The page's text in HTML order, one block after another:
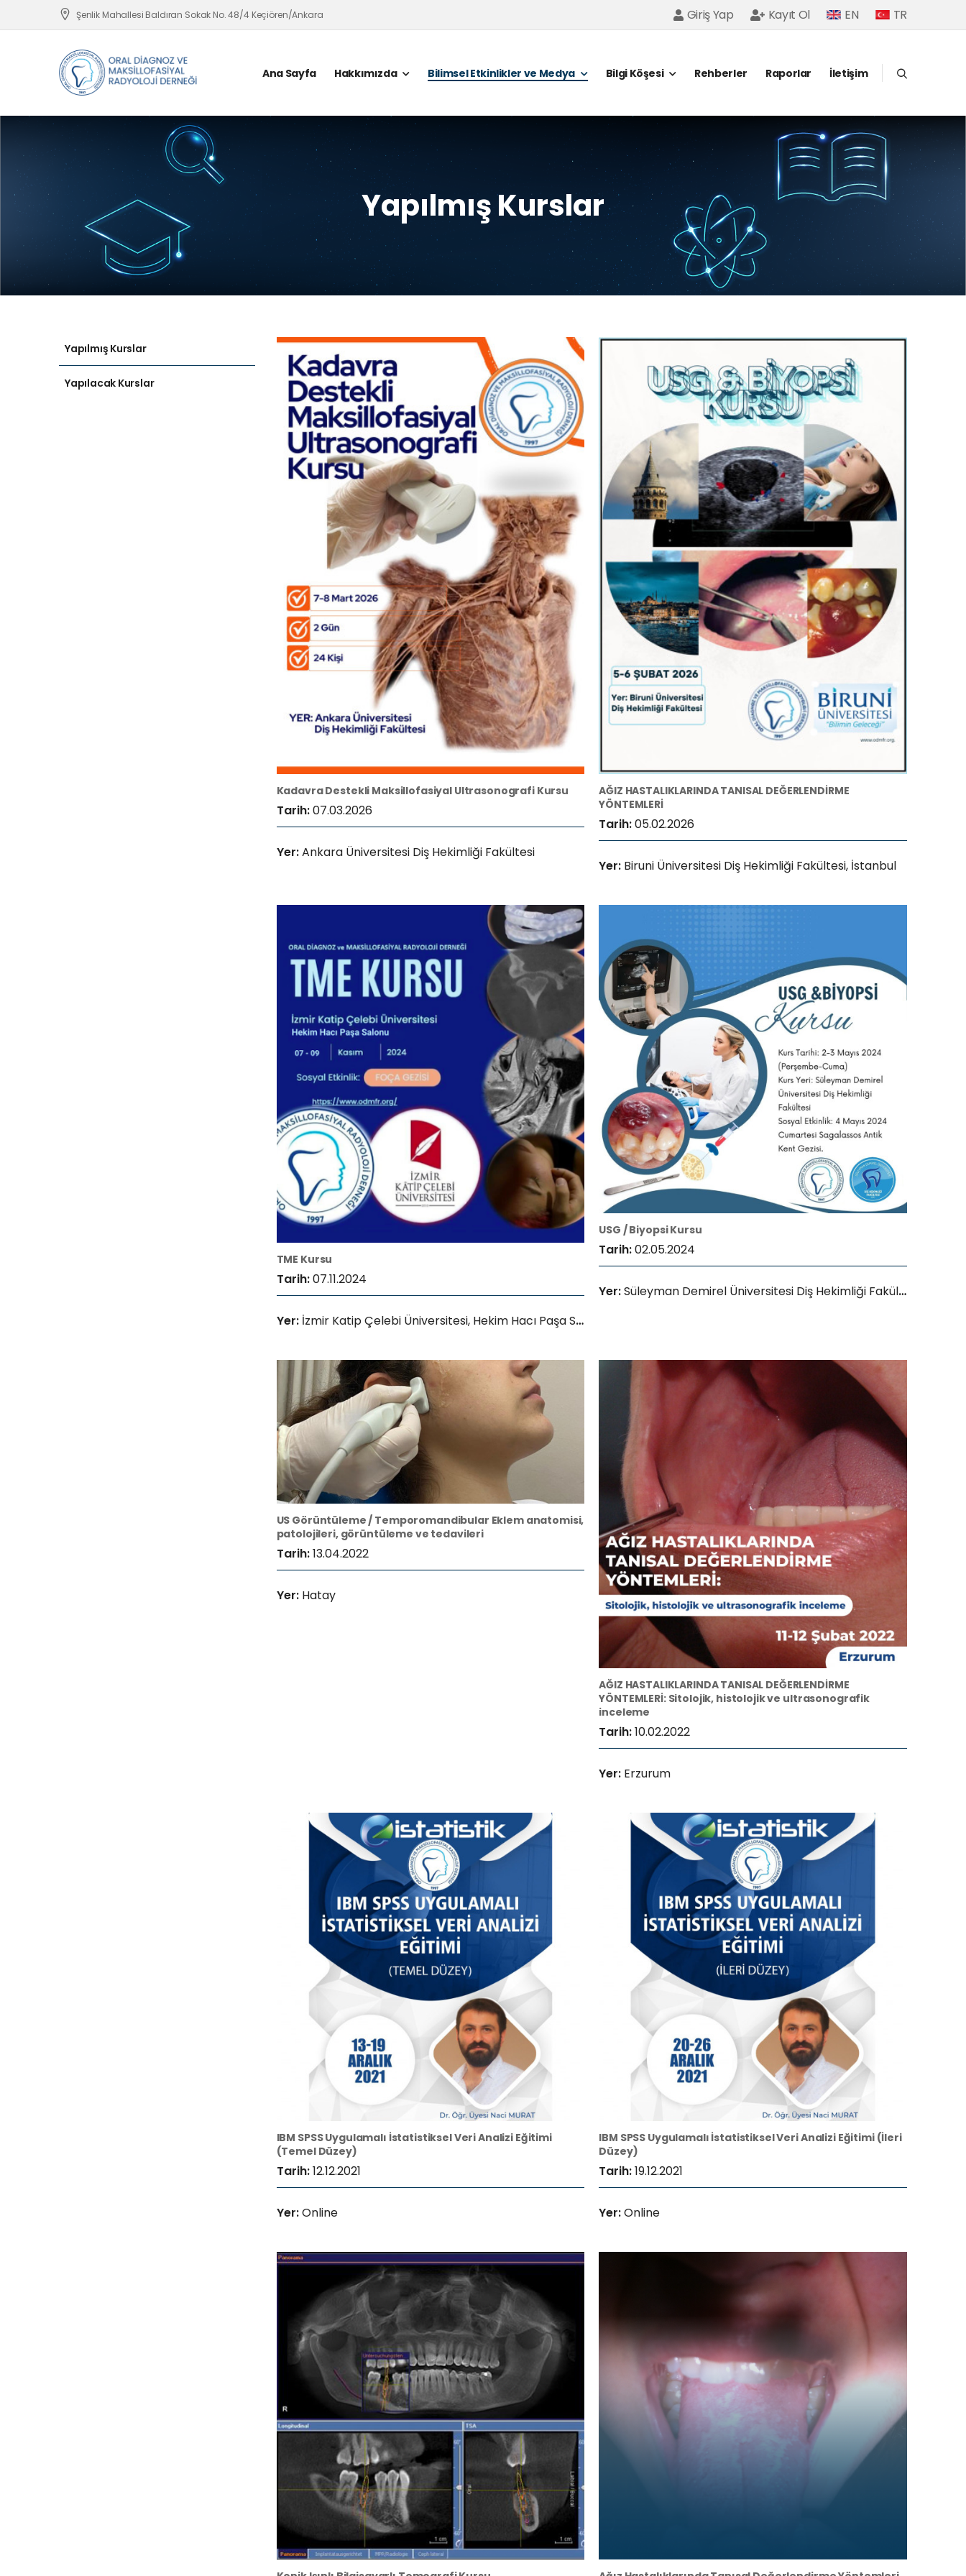
Şenlik Mahallesi Baldıran Sokak No. 48/4 Keçiören/Ankara Giriş Yap Kayıt Ol EN TR
Ana Sayfa Hakkımızda Bilimsel Etkinlikler ve Medya Bilgi Köşesi Rehberler Raporlar İletişim
Yapılmış Kurslar
Yapılmış Kurslar
Yapılacak Kurslar
Kadavra Destekli Maksillofasiyal Ultrasonografi Kursu
Tarih:07.03.2026
Yer:Ankara Üniversitesi Diş Hekimliği Fakültesi
AĞIZ HASTALIKLARINDA TANISAL DEĞERLENDİRME
YÖNTEMLERİ
Tarih:05.02.2026
Yer: Biruni Üniversitesi Diş Hekimliği Fakültesi, İstanbul
TME Kursu
Tarih:07.11.2024
Yer: İzmir Katip Çelebi Üniversitesi, Hekim Hacı Paşa Salonu
USG / Biyopsi Kursu
Tarih:02.05.2024
Yer:Süleyman Demirel Üniversitesi Diş Hekimliği Fakültesi, Isparta
US Görüntüleme / Temporomandibular Eklem anatomisi,
patolojileri, görüntüleme ve tedavileri
Tarih:13.04.2022
Yer: Hatay
AĞIZ HASTALIKLARINDA TANISAL DEĞERLENDİRME
YÖNTEMLERİ: Sitolojik, histolojik ve ultrasonografik
inceleme
Tarih:10.02.2022
Yer: Erzurum
IBM SPSS Uygulamalı İstatistiksel Veri Analizi Eğitimi
(Temel Düzey)
Tarih:12.12.2021
Yer:Online
IBM SPSS Uygulamalı İstatistiksel Veri Analizi Eğitimi (İleri
Düzey)
Tarih:19.12.2021
Yer:Online